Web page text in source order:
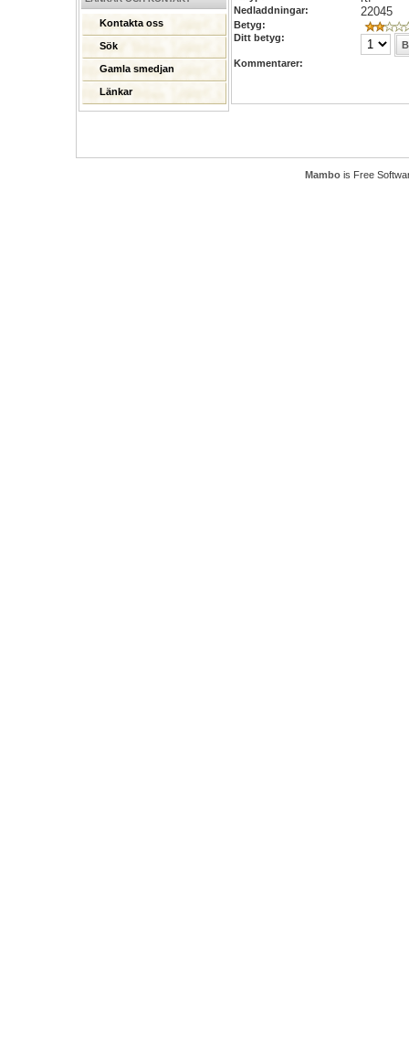
Kontakta oss
Sök
Gamla smedjan
Länkar
Nedladdningar: 22045
Betyg:
Ditt betyg:
Kommentarer:
Mambois Free